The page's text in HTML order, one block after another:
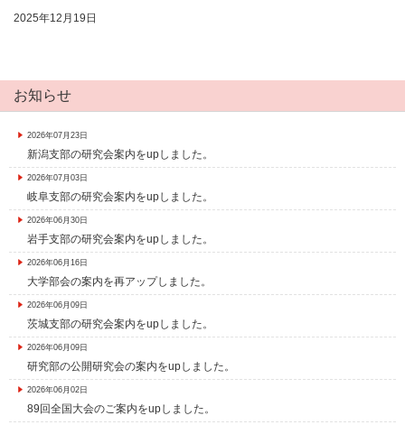
2025年12月19日
お知らせ
2026年07月23日
新潟支部の研究会案内をupしました。
2026年07月03日
岐阜支部の研究会案内をupしました。
2026年06月30日
岩手支部の研究会案内をupしました。
2026年06月16日
大学部会の案内を再アップしました。
2026年06月09日
茨城支部の研究会案内をupしました。
2026年06月09日
研究部の公開研究会の案内をupしました。
2026年06月02日
89回全国大会のご案内をupしました。